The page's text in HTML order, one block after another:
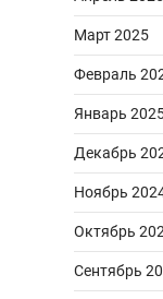
Март 2025
Февраль
Январь
Декабрь
Ноябрь
Октябрь
Сентябрь